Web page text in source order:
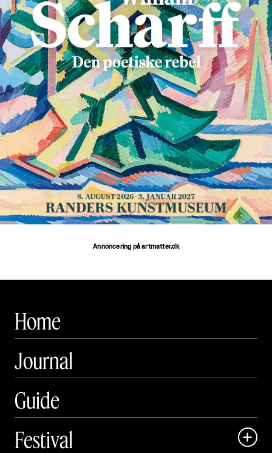
Annoncering på artmatter.dk
Home
Journal
Guide
Festival
